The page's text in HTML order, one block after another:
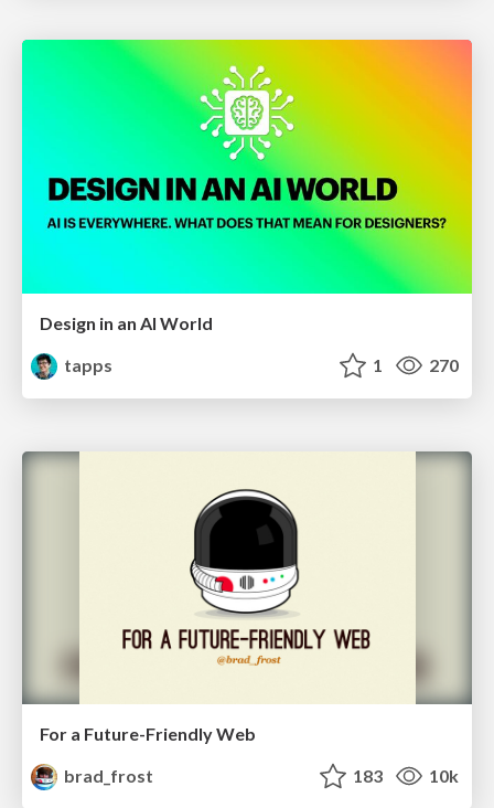
Design in an AI World
tapps
1 270
For a Future-Friendly Web
brad_frost
183 10k